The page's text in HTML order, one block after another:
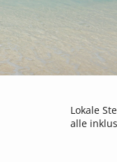
Lokale
alle